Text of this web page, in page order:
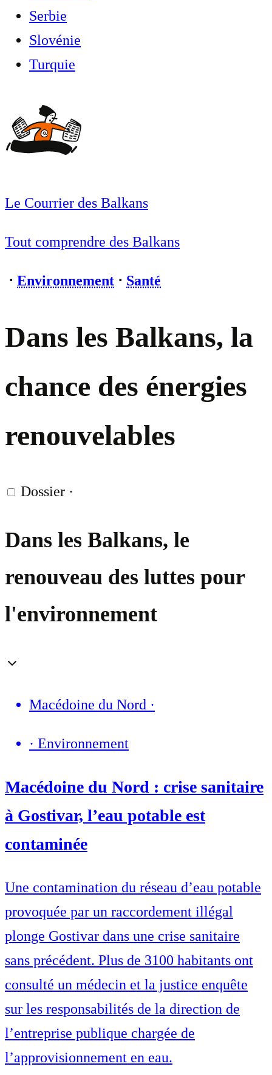
Serbie
Slovénie
Turquie
Le Courrier des Balkans
Tout comprendre des Balkans
⋅ Environnement ⋅ Santé
Dans les Balkans, la
chance des énergies
renouvelables
Dossier ·
Dans les Balkans, le
renouveau des luttes pour
l'environnement
Macédoine du Nord ·
· Environnement
Macédoine du Nord : crise sanitaire
à Gostivar, l’eau potable est
contaminée
Une contamination du réseau d’eau potable
provoquée par un raccordement illégal
plonge Gostivar dans une crise sanitaire
sans précédent. Plus de 3100 habitants ont
consulté un médecin et la justice enquête
sur les responsabilités de la direction de
l’entreprise publique chargée de
l’approvisionnement en eau.